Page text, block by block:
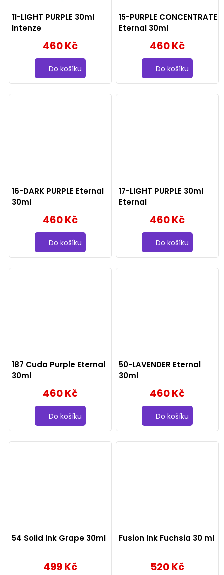
11-LIGHT PURPLE 30ml
Intenze
460 Kč
Do košíku
15-PURPLE CONCENTRATE
Eternal 30ml
460 Kč
Do košíku
16-DARK PURPLE Eternal
30ml
460 Kč
Do košíku
17-LIGHT PURPLE 30ml
Eternal
460 Kč
Do košíku
187 Cuda Purple Eternal
30ml
460 Kč
Do košíku
50-LAVENDER Eternal
30ml
460 Kč
Do košíku
54 Solid Ink Grape 30ml
499 Kč
Fusion Ink Fuchsia 30 ml
520 Kč